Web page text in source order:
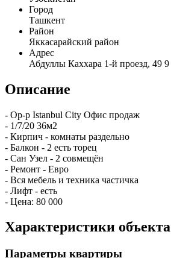
Город
Ташкент
Район
Яккасарайский район
Адрес
Абдуллы Каххара 1-й проезд, 49 9
Описание
- Ор-р Istanbul City Офис продаж
- 1/7/20 36м2
- Кирпич - комнаты раздельно
- Балкон - 2 есть торец
- Сан Узел - 2 совмещён
- Ремонт - Евро
- Вся мебель и техника частичка
- Лифт - есть
- Цена: 80 000
Характеристики объекта
Параметры квартиры